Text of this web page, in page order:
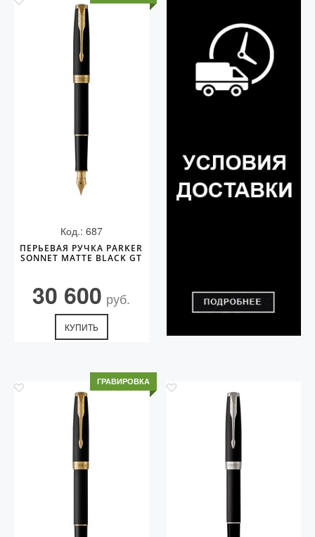
Код.: 687
ПЕРЬЕВАЯ РУЧКА PARKER
SONNET MATTE BLACK GT
30 600 руб.
КУПИТЬ
ГРАВИРОВКА